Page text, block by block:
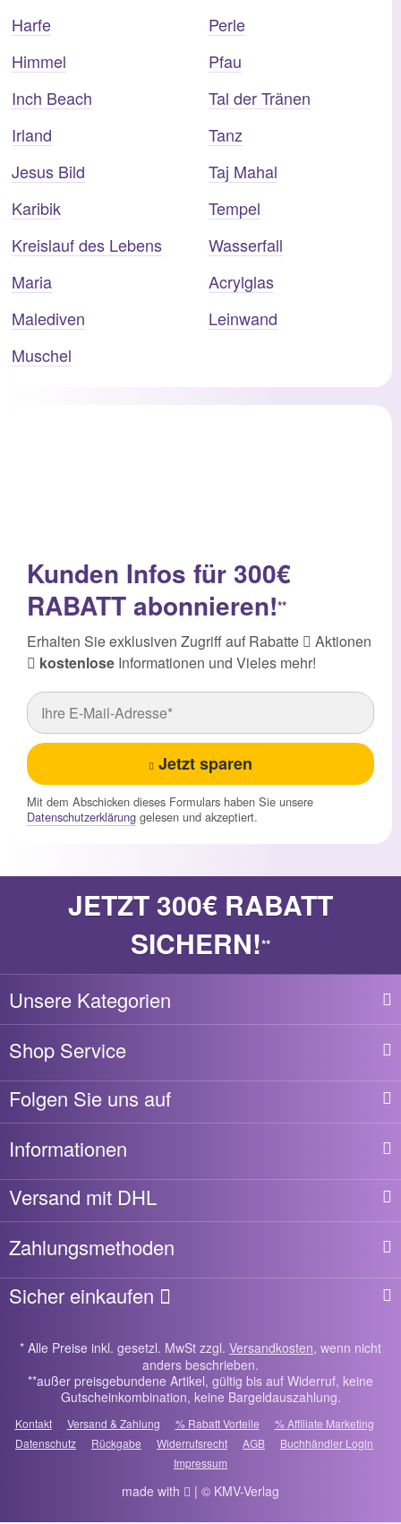
Harfe
Himmel
Inch Beach
Irland
Jesus Bild
Karibik
Kreislauf des Lebens
Maria
Malediven
Muschel
Perle
Pfau
Tal der Tränen
Tanz
Taj Mahal
Tempel
Wasserfall
Acrylglas
Leinwand
Kunden Infos für 300€
RABATT abonnieren!**
Erhalten Sie exklusiven Zugriff auf Rabatte
Aktionen
kostenlose Informationen und Vieles mehr!
Jetzt sparen
Mit dem Abschicken dieses Formulars haben Sie unsere
Datenschutzerklärung gelesen und akzeptiert.
JETZT 300€ RABATT
SICHERN!**
Unsere Kategorien
Shop Service
Folgen Sie uns auf
Informationen
Versand mit DHL
Zahlungsmethoden
Sicher einkaufen
* Alle Preise inkl. gesetzl. MwSt zzgl. Versandkosten, wenn nicht
anders beschrieben.
**außer preisgebundene Artikel, gültig bis auf Widerruf, keine
Gutscheinkombination, keine Bargeldauszahlung.
Kontakt Versand & Zahlung % Rabatt Vorteile
% Affiliate Marketing
Datenschutz
Rückgabe Widerrufsrecht AGB
Buchhändler Login
Impressum
made with | © KMV-Verlag